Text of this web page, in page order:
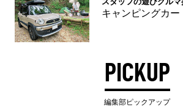
キャンピングカー
PICKUP
編集部ピックアップ